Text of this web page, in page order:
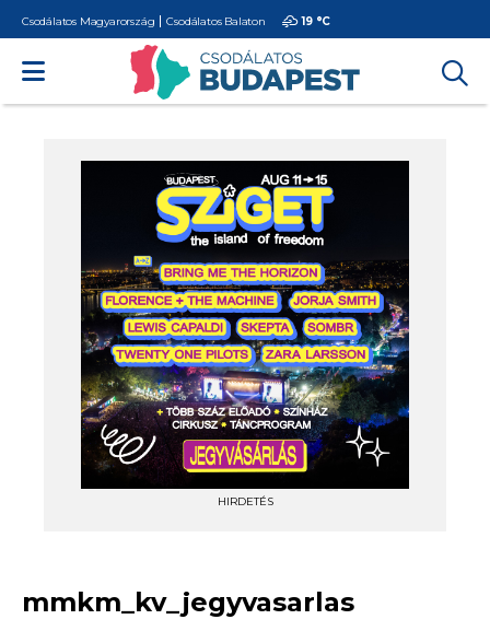
Csodálatos Magyarország Csodálatos Balaton 19 °C
HIRDETÉS
mmkm_kv_jegyvasarlas